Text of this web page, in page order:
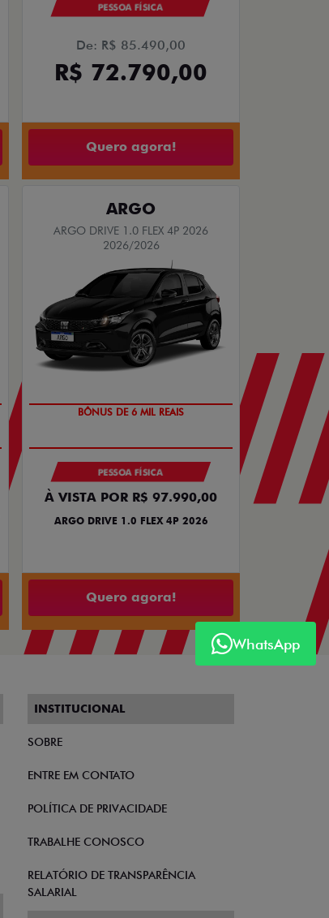
PESSOA FÍSICA
De: R$ 85.490,00
R$ 72.790,00
Quero agora!
ARGO
ARGO DRIVE 1.0 FLEX 4P 2026
2026/2026
BÔNUS DE 6 MIL REAIS
PESSOA FÍSICA
À VISTA POR R$ 97.990,00
ARGO DRIVE 1.0 FLEX 4P 2026
Quero agora!
WhatsApp
INSTITUCIONAL
SOBRE
ENTRE EM CONTATO
POLÍTICA DE PRIVACIDADE
TRABALHE CONOSCO
RELATÓRIO DE TRANSPARÊNCIA
SALARIAL